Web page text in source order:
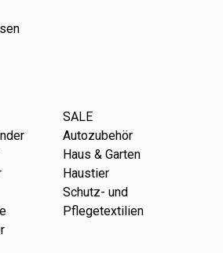
SALE
Autozubehör
Haus & Garten
Haustier
Schutz- und
Pflegetextilien